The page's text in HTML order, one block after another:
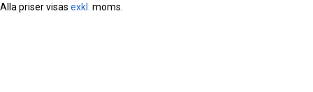
Alla priser visas exkl. moms.